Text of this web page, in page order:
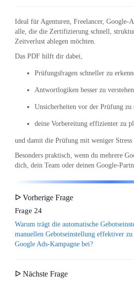
Ideal für Agenturen, Freelancer, Google-
alle, die die Zertifizierung schnell,
Zeitverlust ablegen möchten.
Das PDF hilft dir dabei,
Prüfungsfragen schneller zu
Antwortlogiken besser zu
Unsicherheiten vor der Prüfung zu
deine Vorbereitung effizienter zu
und damit die Prüfung mit weniger Stress
Besonders praktisch, wenn du mehrere
dich, dein Team oder deinen Google-
ᐅ Vorherige Frage
Frage 24
Warum trägt die automatische
manuellen Gebotseinstellung effektiver
Google Ads-Kampagne bei?
ᐅ Nächste Frage